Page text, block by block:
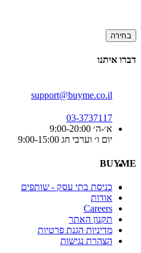
בחירה
דברו איתנו
support@buyme.co.il
03-3737117
א׳-ה׳ 9:00-20:00
יום ו׳ וערבי חג 9:00-15:00
BUYME
כניסת בתי עסק - שותפים
אודות
Careers
תקנון האתר
מדיניות הגנת פרטיות
הצהרת נגישות